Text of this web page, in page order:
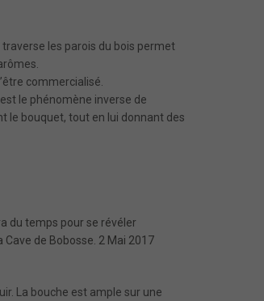
traverse les parois du bois permet
commercialisé.
le phénomène inverse de
le bouquet, tout en lui donnant des
du temps pour se révéler
de Bobosse. 2 Mai 2017
La bouche est ample sur une